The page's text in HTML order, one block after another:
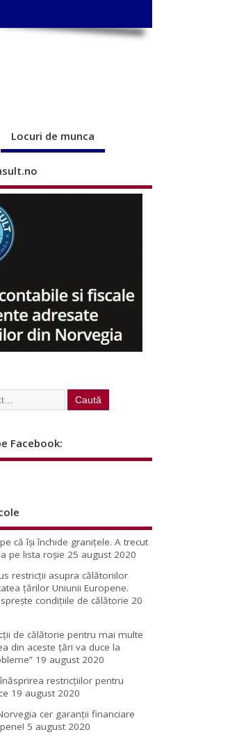
Locuri de munca
Facebook:
că își închide granițele. A trecut
pe lista roșie 25 august 2020
restricţii asupra călătoriilor
ţărilor Uniunii Europene.
condițiile de călătorie 20
de călătorie pentru mai multe
din aceste ţări va duce la
19 august 2020
restricțiilor pentru
19 august 2020
cer garanții financiare
5 august 2020